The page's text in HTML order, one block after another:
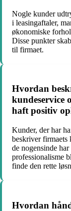
Nogle kunder
i leasingaftaler,
økonomiske
Disse punkter
til firmaet.
Hvordan
kundeservice
haft positiv
Kunder, der har
beskriver firmaets
de nogensinde
professionalisme
finde den rette
Hvordan